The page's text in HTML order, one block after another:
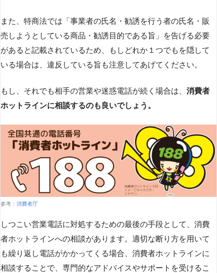
また、特商法では「事業者の氏名・勧誘を行う者の氏名・販
売しようとしている商品・勧誘目的である旨」を告げる必要
があると記載されているため、もしどれか１つでもを隠して
いる場合は、違反している旨も注意してあげてください。
もし、それでも相手の営業や迷惑電話が続く場合は、 消費者
ホットラインに相談するのも良いでしょう。
参考： 消費者庁
しつこい営業電話に対処するための最後の手段として、消費
者ホットラインへの相談があります。適切な断り方を用いて
も繰り返し電話がかかってくる場合、消費者ホットラインに
相談することで、専門的なアドバイスやサポートを受けるこ